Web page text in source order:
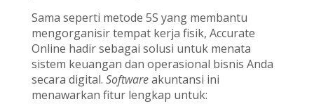
Sama seperti metode 5S yang membantu
mengorganisir tempat kerja fisik, Accurate
Online hadir sebagai solusi untuk menata
sistem keuangan dan operasional bisnis Anda
secara digital. Softwareakuntansi ini
menawarkan fitur lengkap untuk: